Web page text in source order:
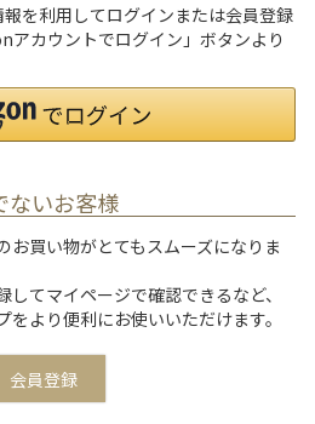
を利用してログインまたは会員登録
アカウントでログイン」ボタンより
ないお客様
お買い物がとてもスムーズになりま
てマイページで確認できるなど、
より便利にお使いいただけます。
会員登録